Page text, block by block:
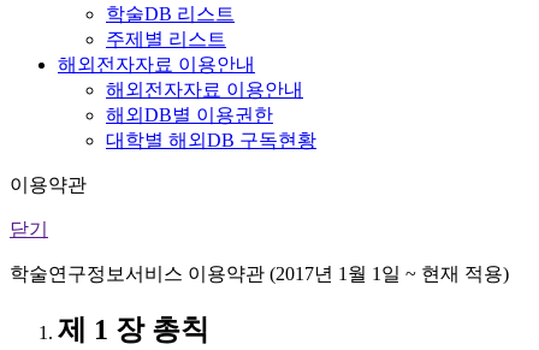
학술DB 리스트
주제별 리스트
해외전자자료 이용안내
해외전자자료 이용안내
해외DB별 이용권한
대학별 해외DB 구독현황
이용약관
닫기
학술연구정보서비스 이용약관 (2017년 1월 1일 ~ 현재 적용)
제 1 장 총칙